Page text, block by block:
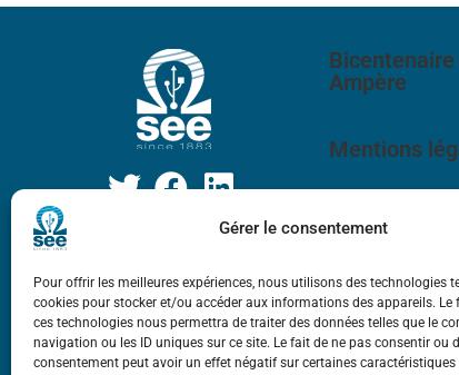
Gérer le consentement
Pour offrir les meilleures expériences, nous utilisons des technologies
cookies pour stocker et/ou accéder aux informations des appareils. Le
ces technologies nous permettra de traiter des données telles que le
navigation ou les ID uniques sur ce site. Le fait de ne pas consentir ou
consentement peut avoir un effet négatif sur certaines
Bicentenaire
Ampère
Mentions